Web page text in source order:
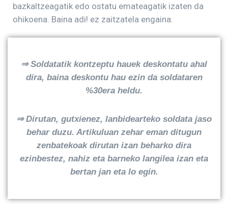
bazkaltzeagatik edo ostatu emateagatik izaten da
ohikoena. Baina adi! ez zaitzatela engaina:
⇒ Soldatatik kontzeptu hauek deskontatu ahal
dira, baina deskontu hau ezin da soldataren
%30era heldu.
⇒ Dirutan, gutxienez, lanbidearteko soldata jaso
behar duzu. Artikuluan zehar eman ditugun
zenbatekoak dirutan izan beharko dira
ezinbestez, nahiz eta barneko langilea izan eta
bertan jan eta lo egin.